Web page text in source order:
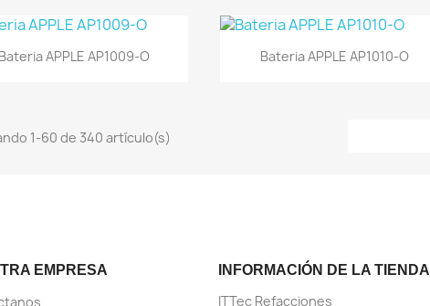
Vista rápida
APPLE AP1009-O Vista rápida
Bateria APPLE AP1010-O
1-60 de 340 artículo(s)
EMPRESA INFORMACIÓN DE LA TIENDA
ITTec Refacciones